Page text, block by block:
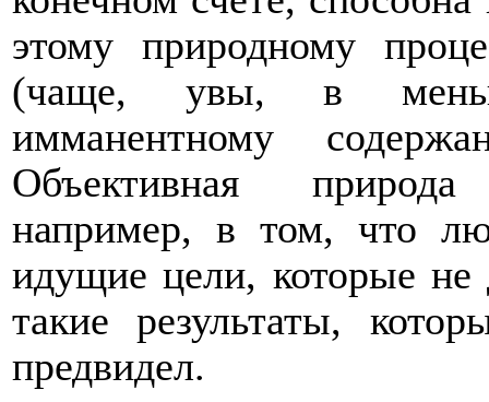
этому природному
(чаще, увы, в
имманентному
Объективная
например, в том, что
идущие цели, которые не
такие результаты,
предвидел.